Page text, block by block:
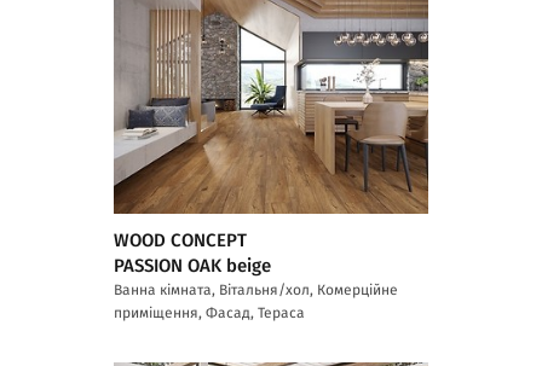
WOOD CONCEPT
PASSION OAK beige
Ванна кімната, Вітальня/хол, Комерційне
приміщення, Фасад, Тераса